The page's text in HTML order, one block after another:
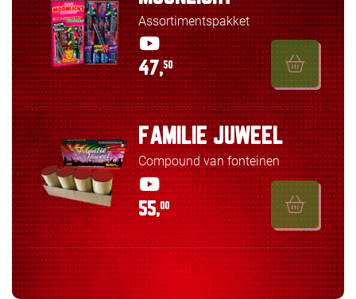
Assortimentspakket
47,50
FAMILIE JUWEEL
Compound van fonteinen
55,00